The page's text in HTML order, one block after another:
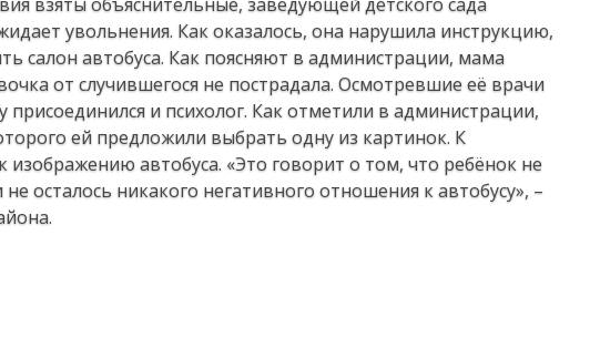
увольнения. Как оказалось, она нарушила инструкцию,
салон автобуса. Как поясняют в администрации, мама
от случившегося не пострадала. Осмотревшие её врачи
присоединился и психолог. Как отметили в администрации,
ей предложили выбрать одну из картинок. К
автобуса. «Это говорит о том, что ребёнок не
осталось никакого негативного отношения к автобусу», –